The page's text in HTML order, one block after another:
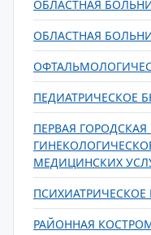
ОБЛАСТНАЯ
ОБЛАСТНАЯ
ПЕДИАТРИЧЕСКОЕ
ПЕРВАЯ
МЕДИЦИНСКИХ
РАЙОННАЯ